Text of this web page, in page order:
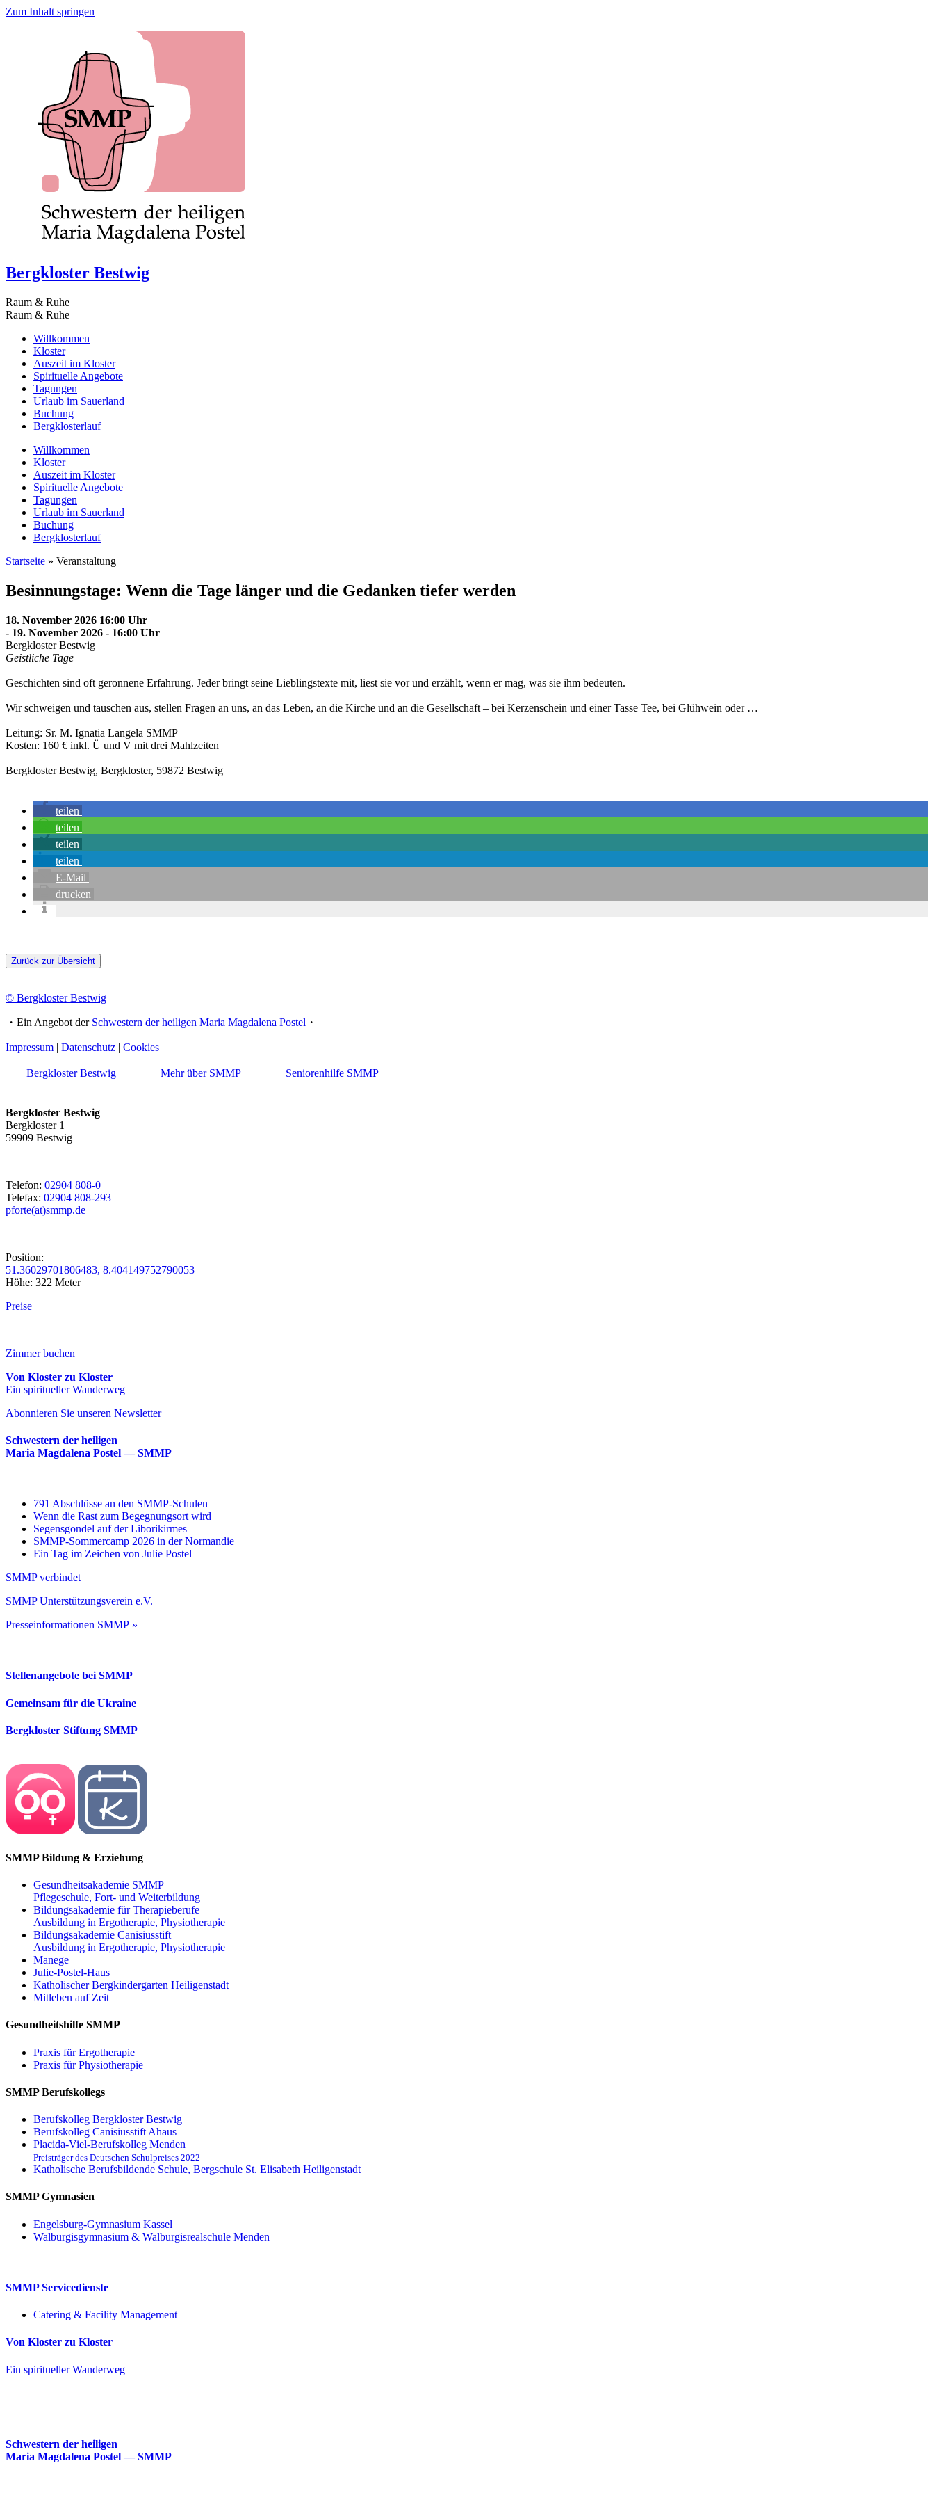
Zum Inhalt springen
Bergkloster Bestwig
Raum & Ruhe
Raum & Ruhe
Willkommen
Kloster
Auszeit im Kloster
Spirituelle Angebote
Tagungen
Urlaub im Sauerland
Buchung
Bergklosterlauf
Willkommen
Kloster
Auszeit im Kloster
Spirituelle Angebote
Tagungen
Urlaub im Sauerland
Buchung
Bergklosterlauf
Startseite » Veranstaltung
Besinnungstage: Wenn die Tage länger und die Gedanken tiefer werden
18. November 2026 16:00 Uhr
- 19. November 2026 - 16:00 Uhr
Bergkloster Bestwig
Geistliche Tage
Geschichten sind oft geronnene Erfahrung. Jeder bringt seine Lieblingstexte mit, liest sie vor und erzählt, wenn er mag, was sie ihm bedeuten.
Wir schweigen und tauschen aus, stellen Fragen an uns, an das Leben, an die Kirche und an die Gesellschaft – bei Kerzenschein und einer Tasse Tee, bei Glühwein oder …
Leitung: Sr. M. Ignatia Langela SMMP
Kosten: 160 € inkl. Ü und V mit drei Mahlzeiten
Bergkloster Bestwig, Bergkloster, 59872 Bestwig
teilen
teilen
teilen
teilen
E-Mail
drucken
Zurück zur Übersicht
© Bergkloster Bestwig
・Ein Angebot der Schwestern der heiligen Maria Magdalena Postel ・
Impressum | Datenschutz | Cookies
Bergkloster Bestwig Mehr über SMMP Seniorenhilfe SMMP
Bergkloster Bestwig
Bergkloster 1
59909 Bestwig
Telefon: 02904 808-0
Telefax: 02904 808-293
pforte(at)smmp.de
Position:
51.36029701806483, 8.404149752790053
Höhe: 322 Meter
Preise
Zimmer buchen
Von Kloster zu Kloster
Ein spiritueller Wanderweg
Abonnieren Sie unseren Newsletter
Schwestern der heiligen
Maria Magdalena Postel — SMMP
791 Abschlüsse an den SMMP-Schulen
Wenn die Rast zum Begegnungsort wird
Segensgondel auf der Liborikirmes
SMMP-Sommercamp 2026 in der Normandie
Ein Tag im Zeichen von Julie Postel
SMMP verbindet
SMMP Unterstützungsverein e.V.
Presseinformationen SMMP »
Stellenangebote bei SMMP
Gemeinsam für die Ukraine
Bergkloster Stiftung SMMP
SMMP Bildung & Erziehung
Gesundheitsakademie SMMP
Pflegeschule, Fort- und Weiterbildung
Bildungsakademie für Therapieberufe
Ausbildung in Ergotherapie, Physiotherapie
Bildungsakademie Canisiusstift
Ausbildung in Ergotherapie, Physiotherapie
Manege
Julie-Postel-Haus
Katholischer Bergkindergarten Heiligenstadt
Mitleben auf Zeit
Gesundheitshilfe SMMP
Praxis für Ergo­therapie
Praxis für Physio­therapie
SMMP Berufskollegs
Berufskolleg Bergkloster Bestwig
Berufskolleg Canisiusstift Ahaus
Placida-Viel-Berufskolleg Menden
Preisträger des Deutschen Schulpreises 2022
Katholische Berufsbildende Schule, Bergschule St. Elisabeth Heiligenstadt
SMMP Gymnasien
Engelsburg-Gymnasium Kassel
Walburgisgymnasium & Walburgisrealschule Menden
SMMP Servicedienste
Catering & Facility Management
Von Kloster zu Kloster
Ein spiritueller Wanderweg
Schwestern der heiligen
Maria Magdalena Postel — SMMP